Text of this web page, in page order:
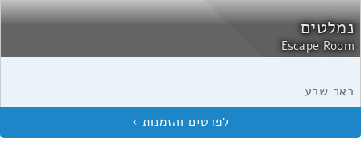
נמלטים
Escape Room
באר שבע